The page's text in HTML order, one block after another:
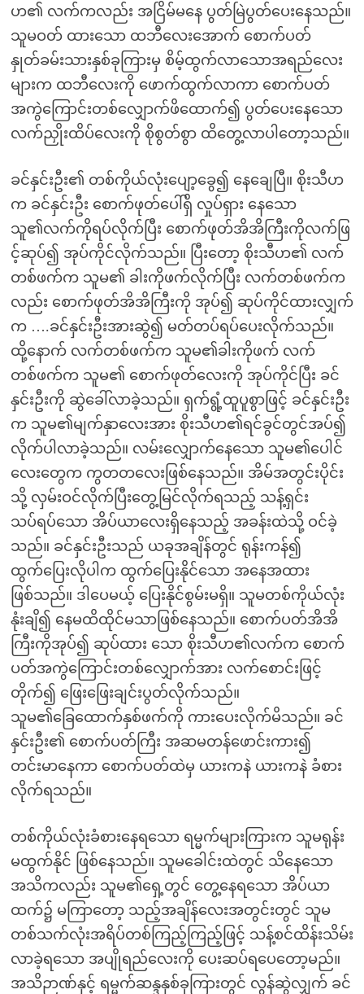
ဟ၏ လက်ကလည်း အငြိမ်မနေ ပွတ်မြဲပွတ်ပေးနေသည်။
သူမဝတ် ထားသော ထဘီလေးအောက် စောက်ပတ်
နှုတ်ခမ်းသားနှစ်ခုကြားမှ စိမ့်ထွက်လာသောအရည်လေး
များက ထဘီလေးကို ဖောက်ထွက်လာကာ စောက်ပတ်
အကွဲကြောင်းတစ်လျှောက်ဖိထောက်၍ ပွတ်ပေးနေသော
လက်ညှိုးထိပ်လေးကို စိုစွတ်စွာ ထိတွေ့လာပါတော့သည်။
ခင်နှင်းဦး၏ တစ်ကိုယ်လုံးပျော့ခွေ၍ နေချေပြီ။ စိုးသီဟ
က ခင်နှင်းဦး စောက်ဖုတ်ပေါ်ရှိ လှုပ်ရှား နေသော
သူ၏လက်ကိုရပ်လိုက်ပြီး စောက်ဖုတ်အိအိကြီးကိုလက်ဖြ
င့်ဆုပ်၍ အုပ်ကိုင်လိုက်သည်။ ပြီးတော့ စိုးသီဟ၏ လက်
တစ်ဖက်က သူမ၏ ခါးကိုဖက်လိုက်ပြီး လက်တစ်ဖက်က
လည်း စောက်ဖုတ်အိအိကြီးကို အုပ်၍ ဆုပ်ကိုင်ထားလျှက်
က ….ခင်နှင်းဦးအားဆွဲ၍ မတ်တပ်ရပ်ပေးလိုက်သည်။
ထို့နောက် လက်တစ်ဖက်က သူမ၏ခါးကိုဖက် လက်
တစ်ဖက်က သူမ၏ စောက်ဖုတ်လေးကို အုပ်ကိုင်ပြီး ခင်
နှင်းဦးကို ဆွဲခေါ်လာခဲ့သည်။ ရှက်ရွံ့ထူပူစွာဖြင့် ခင်နှင်းဦး
က သူမ၏မျက်နှာလေးအား စိုးသီဟ၏ရင်ခွင်တွင်အပ်၍
လိုက်ပါလာခဲ့သည်။ လမ်းလျှောက်နေသော သူမ၏ပေါင်
လေးတွေက ကွတတလေးဖြစ်နေသည်။ အိမ်အတွင်းပိုင်း
သို့ လှမ်းဝင်လိုက်ပြီးတွေ့မြင်လိုက်ရသည့် သန့်ရှင်း
သပ်ရပ်သော အိပ်ယာလေးရှိနေသည့် အခန်းထဲသို့ ဝင်ခဲ့
သည်။ ခင်နှင်းဦးသည် ယခုအချိန်တွင် ရုန်းကန်၍
ထွက်ပြေးလိုပါက ထွက်ပြေးနိုင်သော အနေအထား
ဖြစ်သည်။ ဒါပေမယ့် ပြေးနိုင်စွမ်းမရှိ။ သူမတစ်ကိုယ်လုံး
နုံးချိ၍ နေမထိထိုင်မသာဖြစ်နေသည်။ စောက်ပတ်အိအိ
ကြီးကိုအုပ်၍ ဆုပ်ထား သော စိုးသီဟ၏လက်က စောက်
ပတ်အကွဲကြောင်းတစ်လျှောက်အား လက်စောင်းဖြင့်
တိုက်၍ ဖြေးဖြေးချင်းပွတ်လိုက်သည်။
သူမ၏ခြေထောက်နှစ်ဖက်ကို ကားပေးလိုက်မိသည်။ ခင်
နှင်းဦး၏ စောက်ပတ်ကြီး အဆမတန်ဖောင်းကား၍
တင်းမာနေကာ စောက်ပတ်ထဲမှ ယားကနဲ ယားကနဲ ခံစား
လိုက်ရသည်။
တစ်ကိုယ်လုံးခံစားနေရသော ရမ္မက်များကြားက သူမရုန်း
မထွက်နိုင် ဖြစ်နေသည်။ သူမခေါင်းထဲတွင် သိနေသော
အသိကလည်း သူမ၏ရှေ့တွင် တွေ့နေရသော အိပ်ယာ
ထက်၌ မကြာတော့ သည့်အချိန်လေးအတွင်းတွင် သူမ
တစ်သက်လုံးအရိပ်တစ်ကြည့်ကြည့်ဖြင့် သန့်စင်ထိန်းသိမ်း
လာခဲ့ရသော အပျိုရည်လေးကို ပေးဆပ်ရပေတော့မည်။
အသိဉာဏ်နှင့် ရမ္မက်ဆန္ဒနှစ်ခုကြားတွင် လွန်ဆွဲလျှက် ခင်